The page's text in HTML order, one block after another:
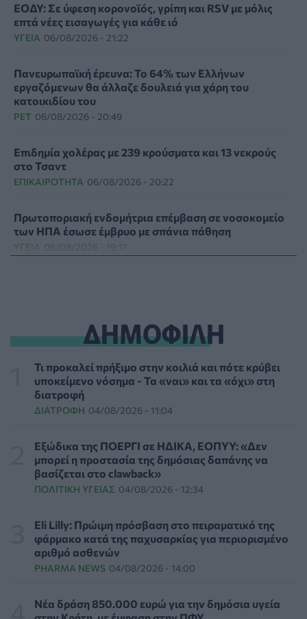
ΕΟΔΥ: Σε ύφεση κορονοϊός, γρίπη και RSV με μόλις
επτά νέες εισαγωγές για κάθε ιό
ΥΓΕΊΑ 06/08/2026 - 21:22
Πανευρωπαϊκή έρευνα: Το 64% των Ελλήνων
εργαζόμενων θα άλλαζε δουλειά για χάρη του
κατοικιδίου του
PET 06/08/2026 - 20:49
Επιδημία χολέρας με 239 κρούσματα και 13 νεκρούς
στο Τσαντ
ΕΠΙΚΑΙΡΌΤΗΤΑ 06/08/2026 - 20:22
Πρωτοποριακή ενδομήτρια επέμβαση σε νοσοκομείο
των ΗΠΑ έσωσε έμβρυο με σπάνια πάθηση
ΥΓΕΊΑ 06/08/2026 - 19:17
Διαβητική αμφιβληστροειδοπάθεια: «Σιωπηλός»
κίνδυνος για την όραση των ασθενών
HEALTH TALK 06/08/2026 - 17:34
Γιατί οι γιατροί διστάζουν να γράψουν ορμονική
ΥΓΕΊΑ 06/08/2026 - 17:01
Γιαννάκος: Πρωτοφανής πίεση στο Νοσοκομείο
Ζακύνθου - Καταγγέλθηκαν οκτώ βιασμοί γυναικών
Έκτακτα μέτρα και στην Καστοριά κατά της διασποράς
της ευλογιάς των προβάτων
ΕΠΙΚΑΙΡΌΤΗΤΑ 06/08/2026 - 16:16
Τα τρία SOS στη μέση ηλικία που εξασφαλίζουν 13
ΔΗΜΟΦΙΛΗ
Τι προκαλεί πρήξιμο στην κοιλιά και πότε κρύβει
υποκείμενο νόσημα - Τα «ναι» και τα «όχι» στη
διατροφή
ΔΙΑΤΡΟΦΉ 04/08/2026 - 11:04
Εξώδικα της ΠΟΕΡΓΙ σε ΗΔΙΚΑ, ΕΟΠΥΥ: «Δεν
μπορεί η προστασία της δημόσιας δαπάνης να
βασίζεται στο clawback»
ΠΟΛΙΤΙΚΉ ΥΓΕΊΑΣ 04/08/2026 - 12:34
Eli Lilly: Πρώιμη πρόσβαση στο πειραματικό της
φάρμακο κατά της παχυσαρκίας για περιορισμένο
αριθμό ασθενών
PHARMA NEWS 04/08/2026 - 14:00
Νέα δράση 850.000 ευρώ για την δημόσια υγεία